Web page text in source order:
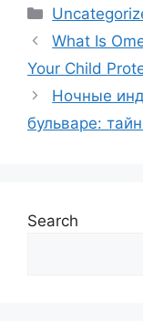
Categories
What Is
Your Child
Ночные
бульваре:
Search